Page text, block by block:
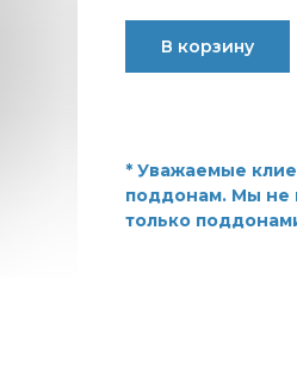
В корзину
* Уважаемые
поддонам. Мы не
только